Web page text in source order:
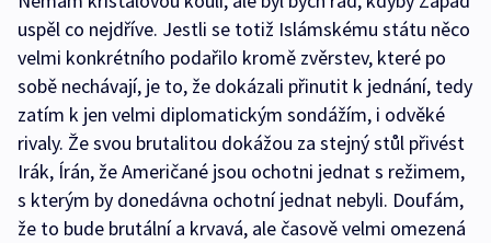
uspěl co nejdříve. Jestli se totiž Islámskému státu něco
velmi konkrétního podařilo kromě zvěrstev, které po
sobě nechávají, je to, že dokázali přinutit k jednání, tedy
zatím k jen velmi diplomatickým sondážím, i odvěké
rivaly. Že svou brutalitou dokážou za stejný stůl přivést
Irák, Írán, že Američané jsou ochotni jednat s režimem,
s kterým by donedávna ochotní jednat nebyli. Doufám,
že to bude brutální a krvavá, ale časově velmi omezená